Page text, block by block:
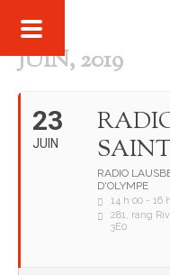
JUIN, 2019
23
JUIN
RADIO
D'OLYMPE
14 h 00 - 16
281, rang
3E0